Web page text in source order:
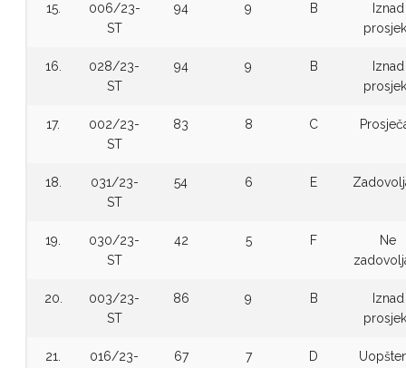
15.
006/23-
ST
94 9 B
Iznad
16.
028/23-
ST
94 9 B
Iznad
17.
002/23-
ST
83 8 C
18.
031/23-
ST
54 6 E
19.
030/23-
ST
42 5 F
Ne
20.
003/23-
ST
86 9 B
Iznad
21.
016/23-
67 7 D